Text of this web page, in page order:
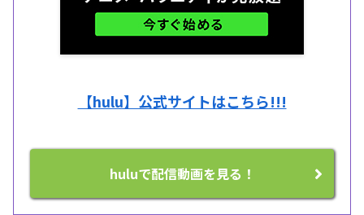
【hulu】公式サイトはこちら!!!
huluで配信動画を見る！